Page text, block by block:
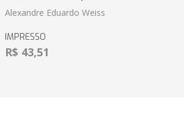
Alexandre Eduardo Weiss
IMPRESSO
R$ 43,51